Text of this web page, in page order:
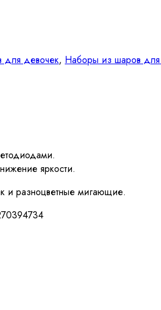
девочек, Наборы из шаров для
яркости.
и разноцветные мигающие.